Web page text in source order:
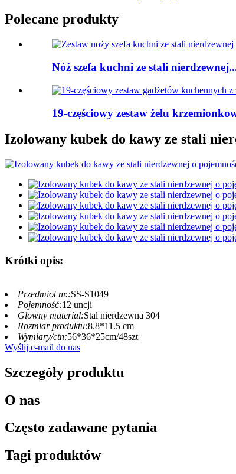
Polecane produkty
Nóż szefa kuchni ze stali
19-częściowy zestaw żelu
Izolowany kubek do kawy ze stali
Krótki opis:
Przedmiot nr.:SS-S1049
Pojemność:12 uncji
Glowny material:Stal nierdzewna 304
Rozmiar produktu:8.8*11.5 cm
Wymiary/ctn:56*36*25cm/48szt
Wyślij e-mail do nas
Szczegóły produktu
O nas
Często zadawane pytania
Tagi produktów